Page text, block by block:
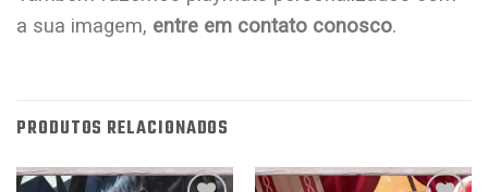
a sua imagem, entre em contato conosco.
PRODUTOS RELACIONADOS